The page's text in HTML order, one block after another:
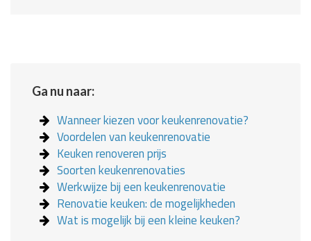
Ga nu naar:
Wanneer kiezen voor keukenrenovatie?
Voordelen van keukenrenovatie
Keuken renoveren prijs
Soorten keukenrenovaties
Werkwijze bij een keukenrenovatie
Renovatie keuken: de mogelijkheden
Wat is mogelijk bij een kleine keuken?